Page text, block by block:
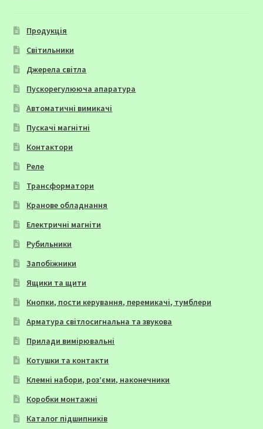
Продукція
Світильники
Джерела світла
Пускорегулююча апаратура
Автоматичні вимикачі
Пускачі магнітні
Контактори
Реле
Трансформатори
Кранове обладнання
Електричні магніти
Рубильники
Запобіжники
Ящики та щити
Кнопки, пости керування, перемикачі, тумблери
Арматура світлосигнальна та звукова
Прилади вимірювальні
Котушки та контакти
Клемні набори, роз’єми, наконечники
Коробки монтажні
Каталог підшипників